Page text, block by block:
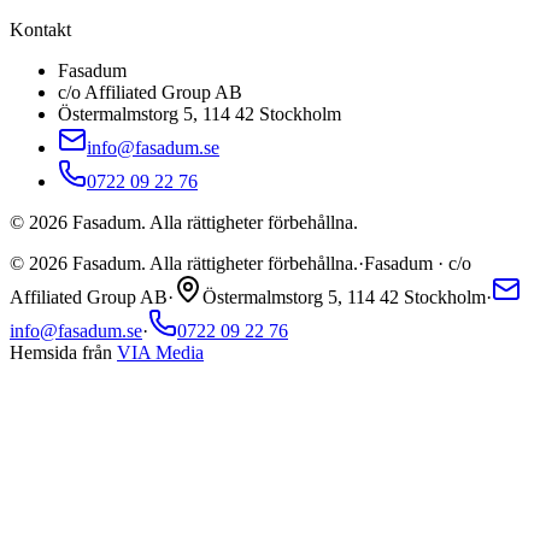
Kontakt
Fasadum
c/o Affiliated Group AB
Östermalmstorg 5, 114 42 Stockholm
info@fasadum.se
0722 09 22 76
© 2026 Fasadum. Alla rättigheter förbehållna.
© 2026 Fasadum. Alla rättigheter förbehållna.·Fasadum · c/o
Affiliated Group AB· Östermalmstorg 5, 114 42 Stockholm·
info@fasadum.se·
0722 09 22 76
Hemsida från VIA Media